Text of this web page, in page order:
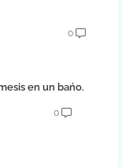
0
en un bańo.
0